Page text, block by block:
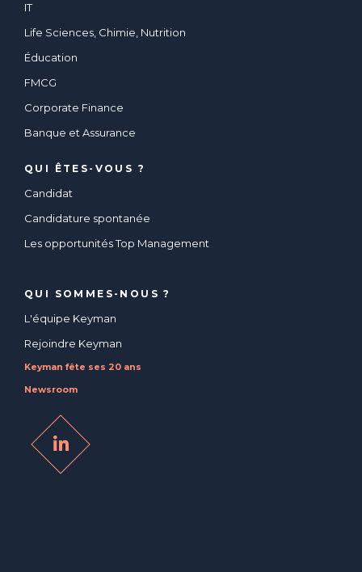
IT
Life Sciences, Chimie, Nutrition
Éducation
FMCG
Corporate Finance
Banque et Assurance
QUI ÊTES-VOUS ?
Candidat
Candidature spontanée
Les opportunités Top Management
QUI SOMMES-NOUS ?
L'équipe Keyman
Rejoindre Keyman
Keyman fête ses 20 ans
Newsroom